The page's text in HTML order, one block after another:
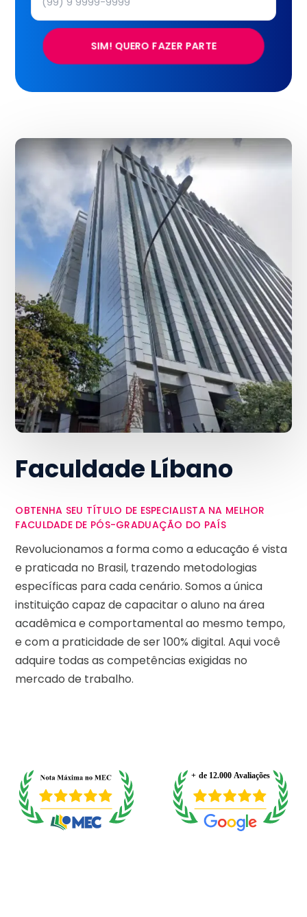
SIM! QUERO FAZER PARTE
Faculdade Líbano
OBTENHA SEU TÍTULO DE ESPECIALISTA NA MELHOR
FACULDADE DE PÓS-GRADUAÇÃO DO PAÍS
Revolucionamos a forma como a educação é vista
e praticada no Brasil, trazendo metodologias
específicas para cada cenário. Somos a única
instituição capaz de capacitar o aluno na área
acadêmica e comportamental ao mesmo tempo,
e com a praticidade de ser 100% digital. Aqui você
adquire todas as competências exigidas no
mercado de trabalho.